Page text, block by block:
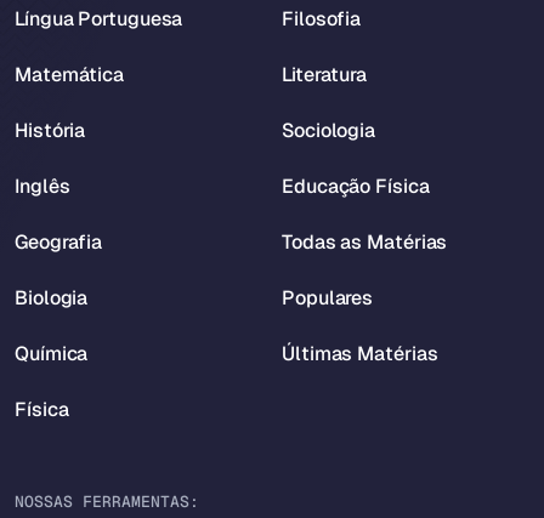
Língua Portuguesa
Matemática
História
Inglês
Geografia
Biologia
Química
Física
Filosofia
Literatura
Sociologia
Educação Física
Todas as Matérias
Populares
Últimas Matérias
NOSSAS FERRAMENTAS: